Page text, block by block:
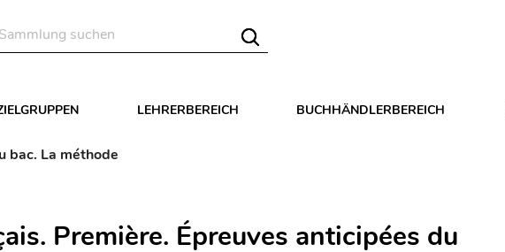
LEHRERBEREICH BUCHHÄNDLERBEREICH
bac. La méthode
Première. Épreuves anticipées du